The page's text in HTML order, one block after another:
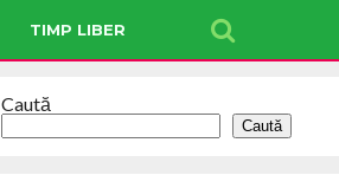
TIMP LIBER
Caută
Caută